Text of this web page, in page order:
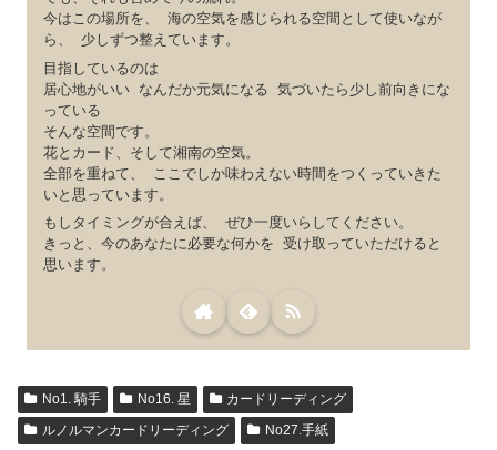
今はこの場所を、 海の空気を感じられる空間として使いなが
ら、 少しずつ整えています。
目指しているのは
居心地がいい なんだか元気になる 気づいたら少し前向きにな
っている
そんな空間です。
花とカード、そして湘南の空気。
全部を重ねて、 ここでしか味わえない時間をつくっていきた
いと思っています。
もしタイミングが合えば、 ぜひ一度いらしてください。
きっと、今のあなたに必要な何かを 受け取っていただけると
思います。
No1. 騎手 No16. 星
カードリーディング
ルノルマンカードリーディング
No27.手紙